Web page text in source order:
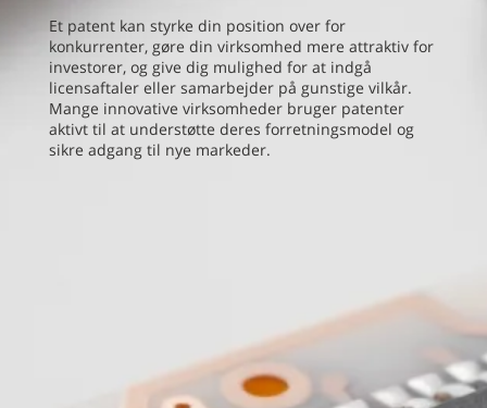
Et patent kan styrke din position over for
konkurrenter, gøre din virksomhed mere attraktiv for
investorer, og give dig mulighed for at indgå
licensaftaler eller samarbejder på gunstige vilkår.
Mange innovative virksomheder bruger patenter
aktivt til at understøtte deres forretningsmodel og
sikre adgang til nye markeder.